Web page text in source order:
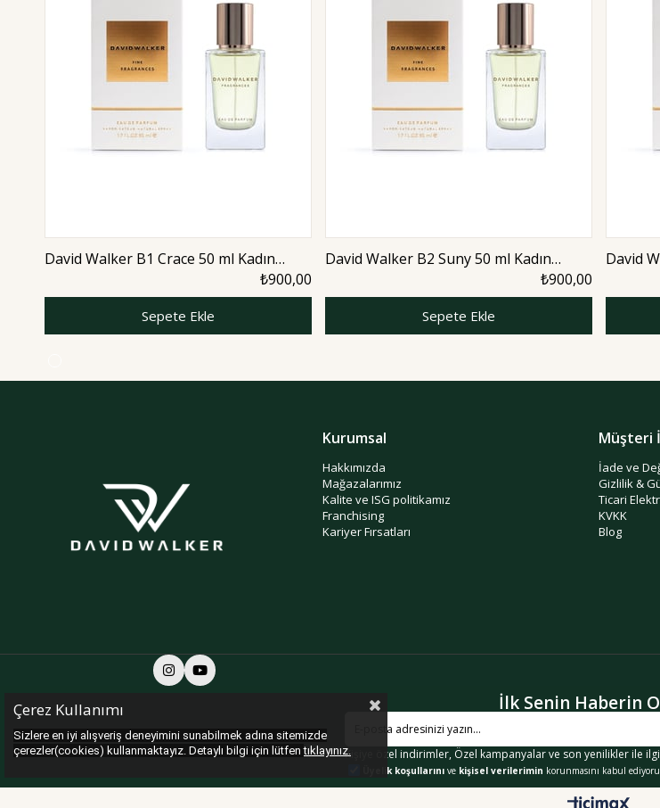
David Walker B1 Crace 50 ml Kadın
₺900,00
Sepete Ekle
David Walker B2 Suny 50 ml Kadın
₺900,00
Sepete Ekle
David
Kurumsal
Hakkımızda
Mağazalarımız
Kalite ve ISG politikamız
Franchising
Kariyer Fırsatları
Müşteri
İade ve
Gizlilik &
Ticari
KVKK
Blog
İlk Senin Haberin
Kişiye özel indirimler, Özel kampanyalar ve son yenilikler ile
Üyelik koşullarını ve kişisel verilerimin korunmasını kabul
Çerez Kullanımı
Sizlere en iyi alışveriş deneyimini sunabilmek adına sitemizde
çerezler(cookies) kullanmaktayız. Detaylı bilgi için lütfentıklayınız.